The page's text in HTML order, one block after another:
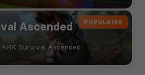
POPULAIRE
Ascended
Survival Ascended